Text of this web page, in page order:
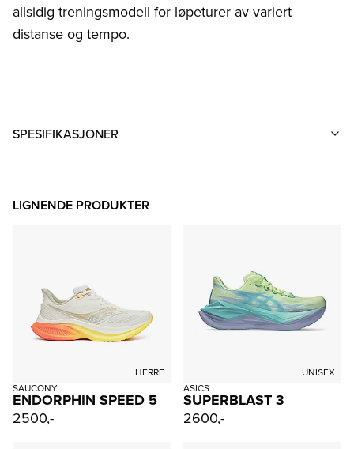
allsidig treningsmodell for løpeturer av variert
distanse og tempo.
SPESIFIKASJONER
LIGNENDE PRODUKTER
HERRE
SAUCONY
ENDORPHIN SPEED 5
2500,-
UNISEX
ASICS
SUPERBLAST 3
2600,-